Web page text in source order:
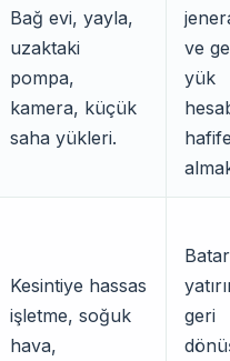
Bağ evi, yayla,
uzaktaki
pompa,
kamera, küçük
saha yükleri.
ve
yük
Kesintiye hassas
işletme, soğuk
hava,
geri